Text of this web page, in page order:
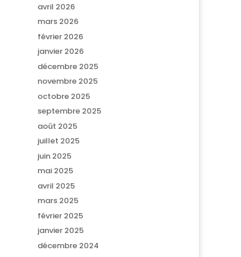
avril 2026
mars 2026
février 2026
janvier 2026
décembre 2025
novembre 2025
octobre 2025
septembre 2025
août 2025
juillet 2025
juin 2025
mai 2025
avril 2025
mars 2025
février 2025
janvier 2025
décembre 2024